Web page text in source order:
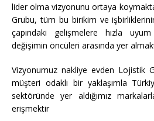
lider olma vizyonunu ortaya
Grubu, tüm bu birikim ve
çapındaki gelişmelere hızla
değişimin öncüleri arasında yer
Vizyonumuz nakliye evden Lojistik
müşteri odaklı bir yaklaşımla
sektöründe yer aldığımız
erişmektir